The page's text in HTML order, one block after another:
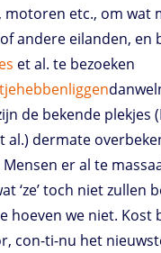
motoren etc., om wat
andere eilanden, en
et al. te bezoeken
de bekende plekjes
al.) dermate
er al te
‘ze’ toch niet zullen
hoeven we niet. Kost
con-ti-nu het